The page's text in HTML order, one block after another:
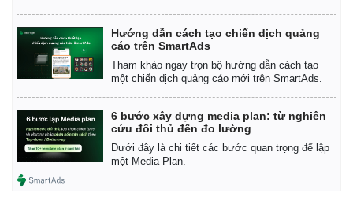
Hướng dẫn cách tạo chiến dịch quảng
cáo trên SmartAds
Tham khảo ngay trọn bộ hướng dẫn cách tạo
một chiến dịch quảng cáo mới trên SmartAds.
6 bước xây dựng media plan: từ nghiên
cứu đối thủ đến đo lường
Dưới đây là chi tiết các bước quan trọng để lập
một Media Plan.